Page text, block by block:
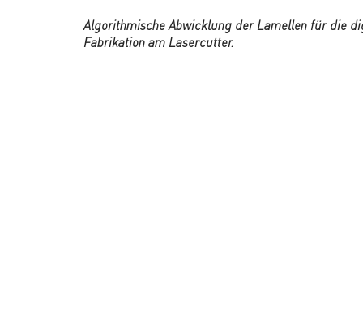
Algorithmische Abwicklung der Lamellen für die
Fabrikation am Lasercutter.